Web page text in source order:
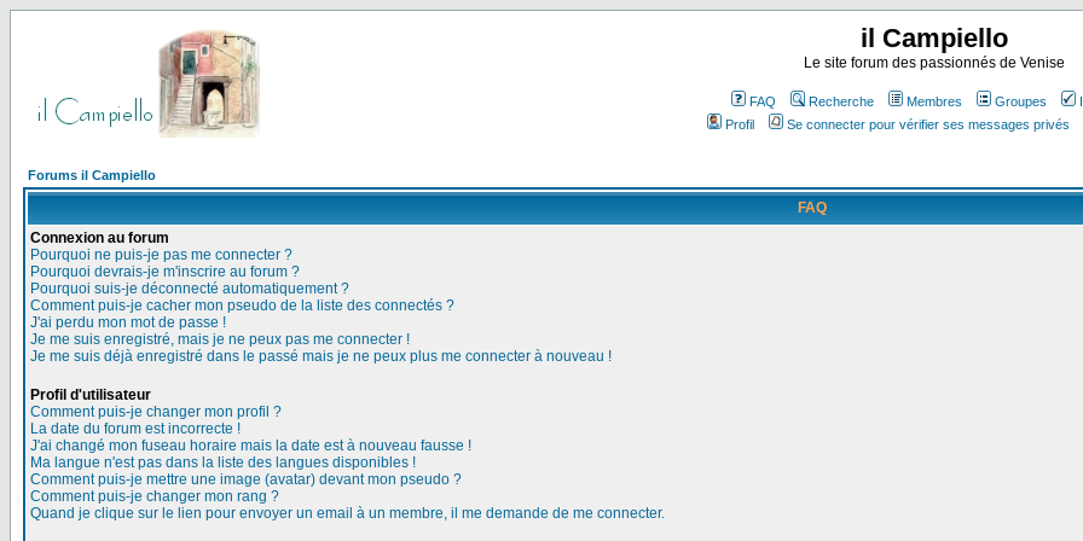
il Campiello
Le site forum des passionnés de Venise
FAQ Recherche Membres Groupes
Profil
Se connecter pour vérifier ses messages privés
Forums il Campiello
FAQ
Connexion au forum
Pourquoi ne puis-je pas me connecter ?
Pourquoi devrais-je m'inscrire au forum ?
Pourquoi suis-je déconnecté automatiquement ?
Comment puis-je cacher mon pseudo de la liste des connectés ?
J'ai perdu mon mot de passe !
Je me suis enregistré, mais je ne peux pas me connecter !
Je me suis déjà enregistré dans le passé mais je ne peux plus me connecter à nouveau !
Profil d'utilisateur
Comment puis-je changer mon profil ?
La date du forum est incorrecte !
J'ai changé mon fuseau horaire mais la date est à nouveau fausse !
Ma langue n'est pas dans la liste des langues disponibles !
Comment puis-je mettre une image (avatar) devant mon pseudo ?
Comment puis-je changer mon rang ?
Quand je clique sur le lien pour envoyer un email à un membre, il me demande de me connecter.